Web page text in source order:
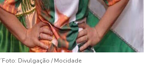
´Foto: Divulgação / Mocidade